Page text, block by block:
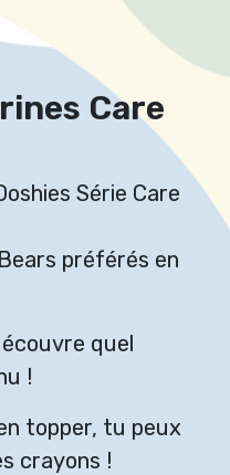
Care
Série Care
préférés en
quel
!
topper, tu peux
crayons !